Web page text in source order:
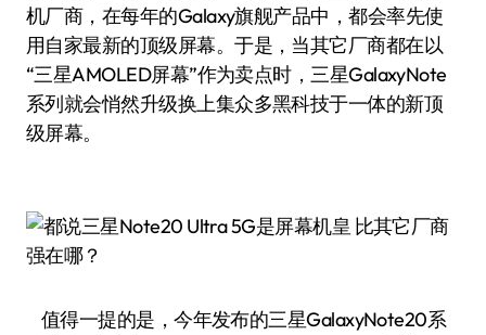
机厂商，在每年的Galaxy旗舰产品中，都会率先使
用自家最新的顶级屏幕。于是，当其它厂商都在以
“三星AMOLED屏幕”作为卖点时，三星GalaxyNote
系列就会悄然升级换上集众多黑科技于一体的新顶
级屏幕。
值得一提的是，今年发布的三星GalaxyNote20系